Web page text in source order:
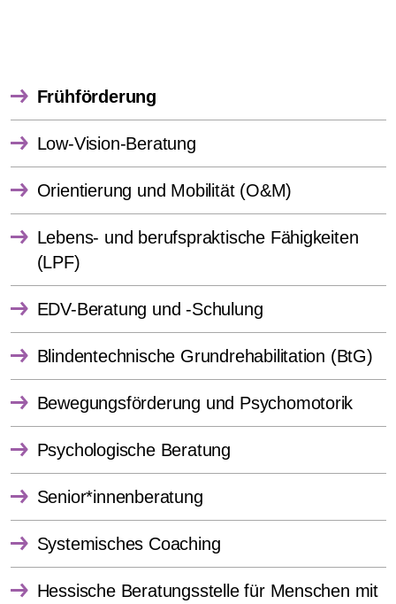
Frühförderung
Low-Vision-Beratung
Orientierung und Mobilität (O&M)
Lebens- und berufspraktische Fähigkeiten
(LPF)
EDV-Beratung und -Schulung
Blindentechnische Grundrehabilitation (BtG)
Bewegungsförderung und Psychomotorik
Psychologische Beratung
Senior*innenberatung
Systemisches Coaching
Hessische Beratungsstelle für Menschen mit